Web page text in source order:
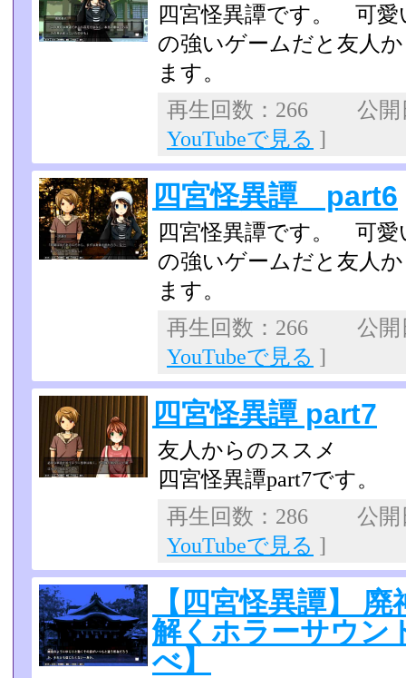
四宮怪異譚です。 可愛
の強いゲームだと友人
ます。
再生回数：266 公
YouTubeで見る ]
四宮怪異譚 part6
四宮怪異譚です。 可愛
の強いゲームだと友人
ます。
再生回数：266 公
YouTubeで見る ]
四宮怪異譚 part7
友人からのススメ
四宮怪異譚part7です。
再生回数：286 公
YouTubeで見る ]
【四宮怪異譚】
解くホラーサウン
べ】